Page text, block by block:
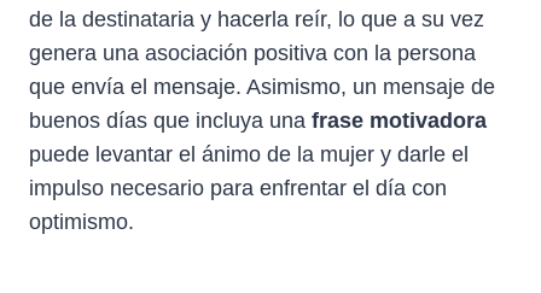
de la destinataria y hacerla reír, lo que a su vez
genera una asociación positiva con la persona
que envía el mensaje. Asimismo, un mensaje de
buenos días que incluya una frase motivadora
puede levantar el ánimo de la mujer y darle el
impulso necesario para enfrentar el día con
optimismo.